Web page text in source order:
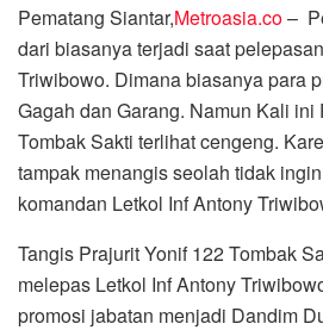
Pematang Siantar,Metroasia.co–
dari biasanya terjadi saat
Triwibowo. Dimana biasanya para
Gagah dan Garang. Namun Kali
Tombak Sakti terlihat cengeng.
tampak menangis seolah tidak
komandan Letkol Inf Antony
Tangis Prajurit Yonif 122 Tombak
melepas Letkol Inf Antony
promosi jabatan menjadi Dandim